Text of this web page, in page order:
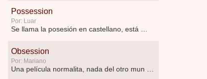
Possession
Por: Luar
Se llama la posesión en castellano, está …
Obsession
Por: Mariano
Una película normalita, nada del otro mun …